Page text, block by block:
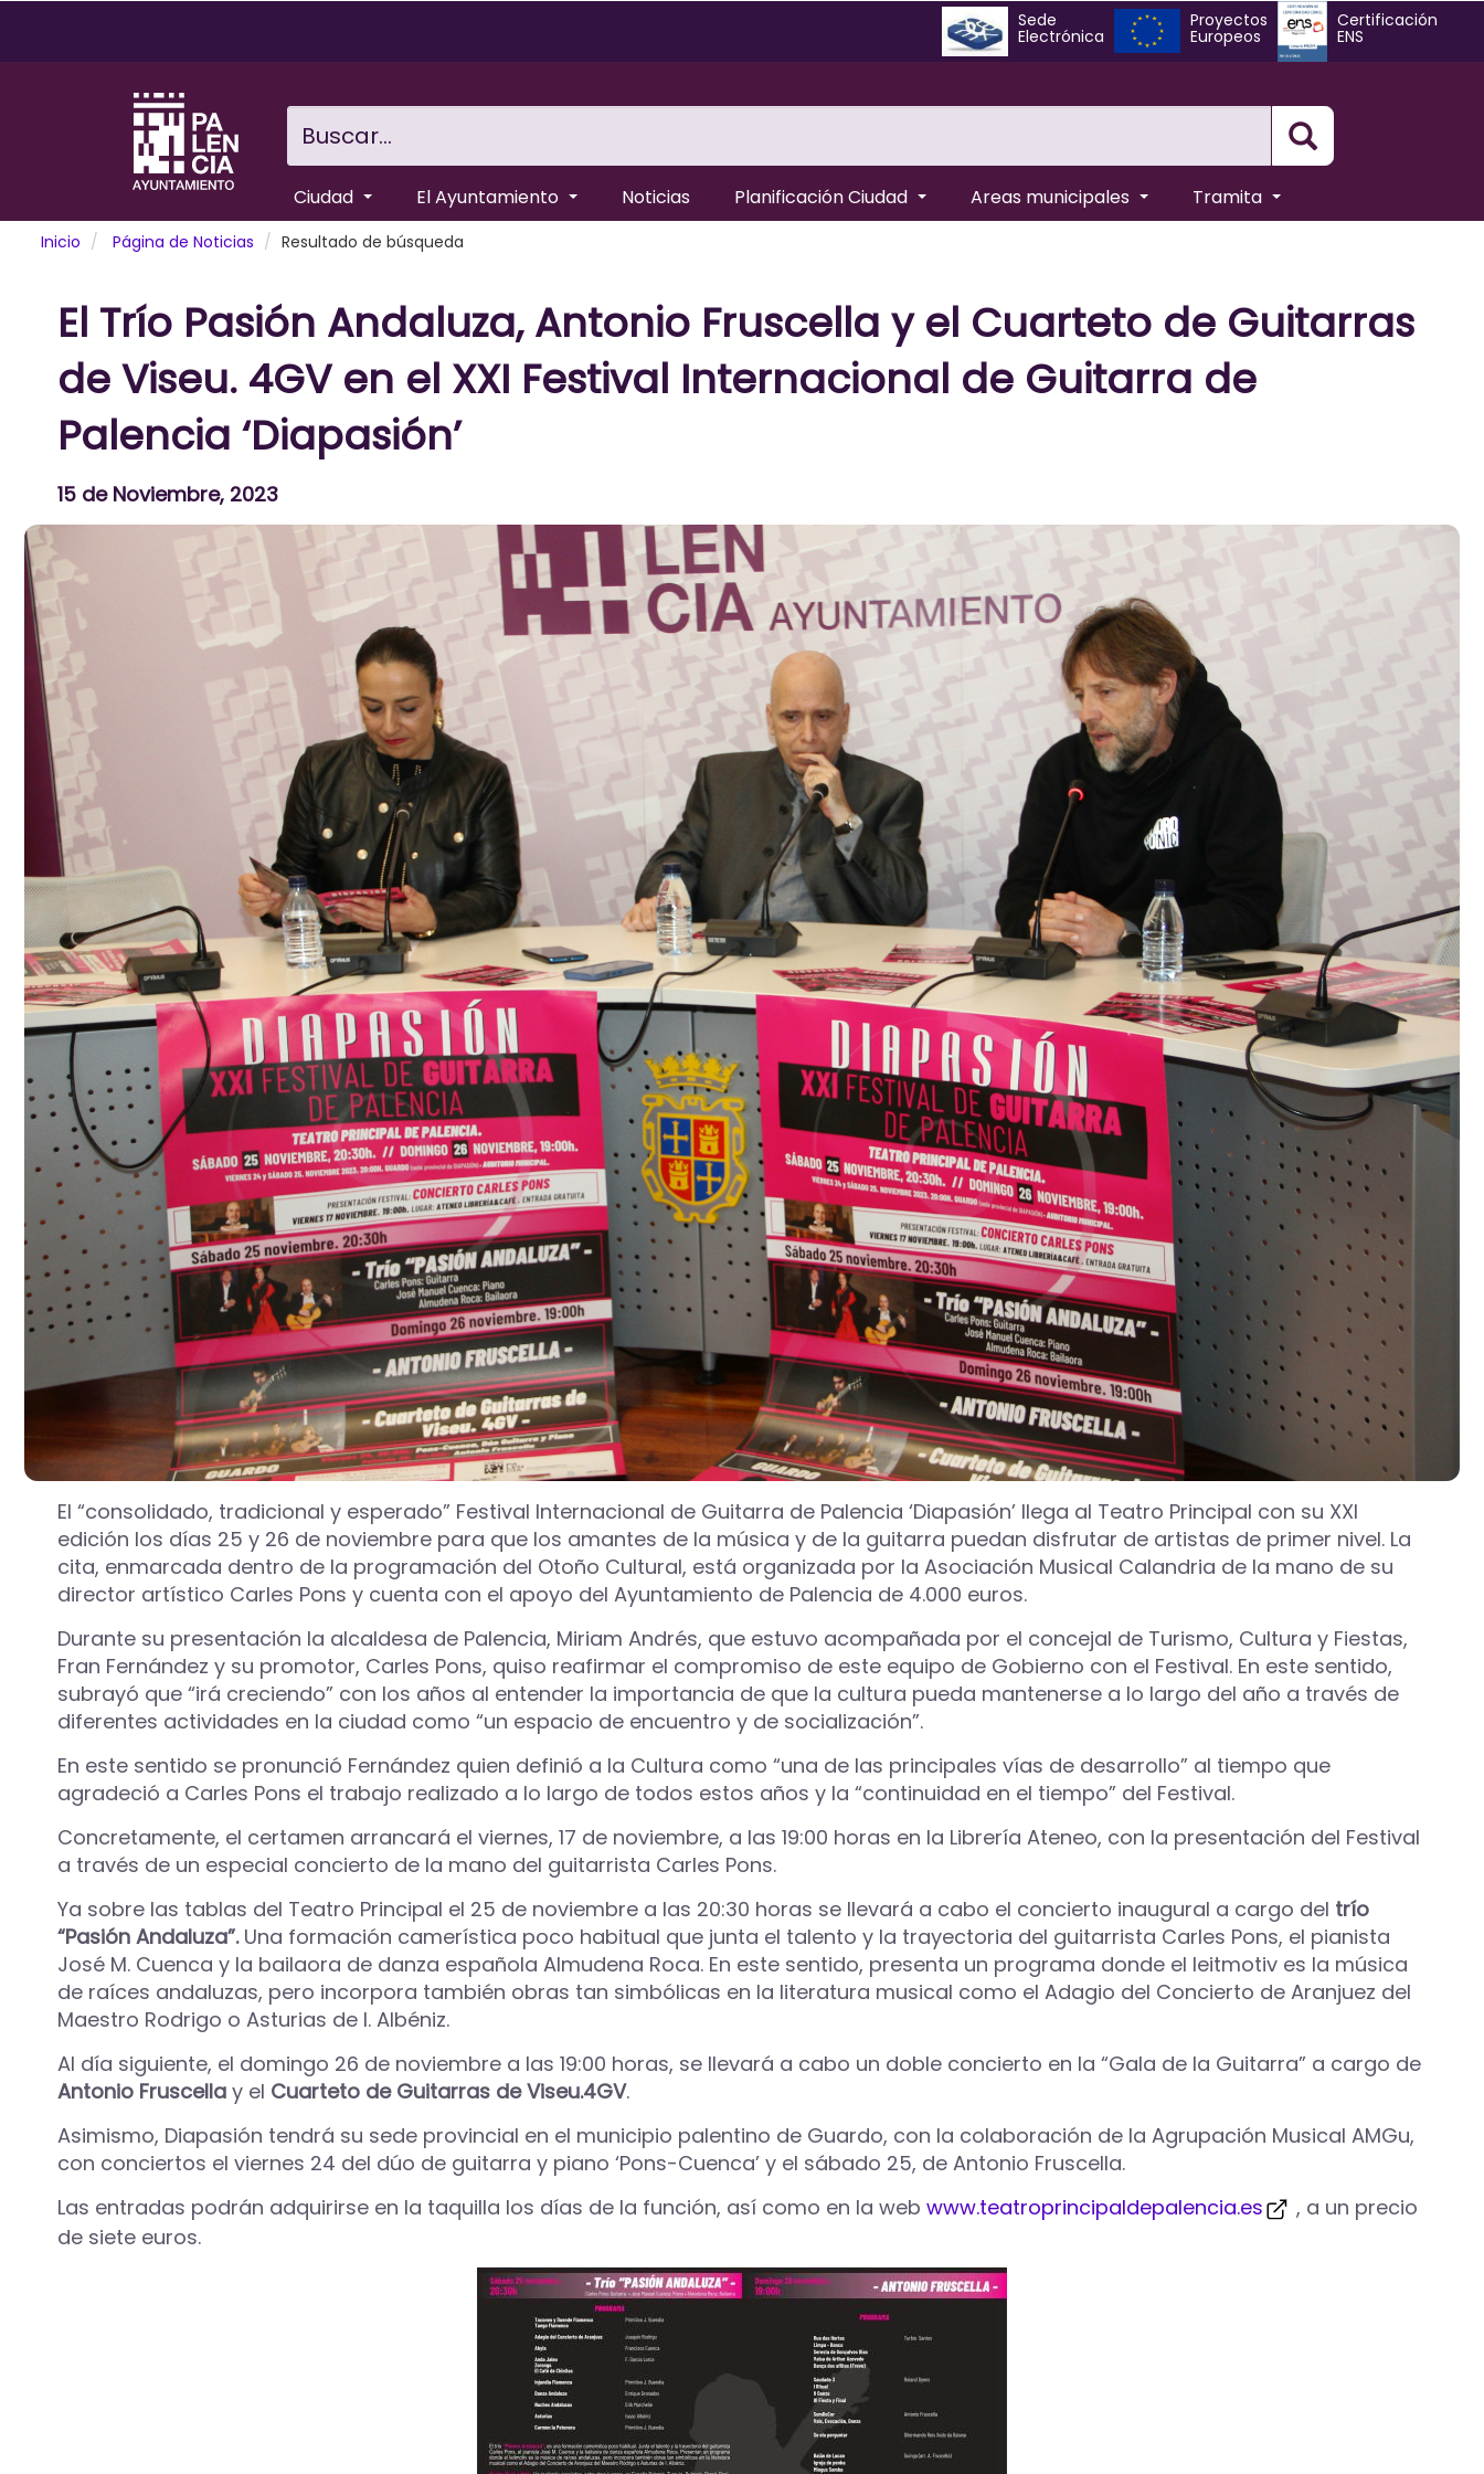
Sede
Electrónica
Proyectos
Europeos
Certificación
ENS
Busqueda
Ciudad El Ayuntamiento Noticias Planificación Ciudad Areas municipales Tramita
Inicio Página de Noticias Resultado de búsqueda
El Trío Pasión Andaluza, Antonio Fruscella y el Cuarteto de Guitarras
de Viseu. 4GV en el XXI Festival Internacional de Guitarra de
Palencia ‘Diapasión’
15 de Noviembre, 2023
El “consolidado, tradicional y esperado” Festival Internacional de Guitarra de Palencia ‘Diapasión’ llega al Teatro Principal con su XXI
edición los días 25 y 26 de noviembre para que los amantes de la música y de la guitarra puedan disfrutar de artistas de primer nivel. La
cita, enmarcada dentro de la programación del Otoño Cultural, está organizada por la Asociación Musical Calandria de la mano de su
director artístico Carles Pons y cuenta con el apoyo del Ayuntamiento de Palencia de 4.000 euros.
Durante su presentación la alcaldesa de Palencia, Miriam Andrés, que estuvo acompañada por el concejal de Turismo, Cultura y Fiestas,
Fran Fernández y su promotor, Carles Pons, quiso reafirmar el compromiso de este equipo de Gobierno con el Festival. En este sentido,
subrayó que “irá creciendo” con los años al entender la importancia de que la cultura pueda mantenerse a lo largo del año a través de
diferentes actividades en la ciudad como “un espacio de encuentro y de socialización”.
En este sentido se pronunció Fernández quien definió a la Cultura como “una de las principales vías de desarrollo” al tiempo que
agradeció a Carles Pons el trabajo realizado a lo largo de todos estos años y la “continuidad en el tiempo” del Festival.
Concretamente, el certamen arrancará el viernes, 17 de noviembre, a las 19:00 horas en la Librería Ateneo, con la presentación del Festival
a través de un especial concierto de la mano del guitarrista Carles Pons.
Ya sobre las tablas del Teatro Principal el 25 de noviembre a las 20:30 horas se llevará a cabo el concierto inaugural a cargo del trío
“Pasión Andaluza”.Una formación camerística poco habitual que junta el talento y la trayectoria del guitarrista Carles Pons, el pianista
José M. Cuenca y la bailaora de danza española Almudena Roca. En este sentido, presenta un programa donde el leitmotiv es la música
de raíces andaluzas, pero incorpora también obras tan simbólicas en la literatura musical como el Adagio del Concierto de Aranjuez del
Maestro Rodrigo o Asturias de I. Albéniz.
Al día siguiente, el domingo 26 de noviembre a las 19:00 horas, se llevará a cabo un doble concierto en la “Gala de la Guitarra” a cargo de
Antonio Fruscella y el Cuarteto de Guitarras de Viseu.4GV.
Asimismo, Diapasión tendrá su sede provincial en el municipio palentino de Guardo, con la colaboración de la Agrupación Musical AMGu,
con conciertos el viernes 24 del dúo de guitarra y piano ‘Pons-Cuenca’ y el sábado 25, de Antonio Fruscella.
Las entradas podrán adquirirse en la taquilla los días de la función, así como en la web www.teatroprincipaldepalencia.es
, a un precio
de siete euros.